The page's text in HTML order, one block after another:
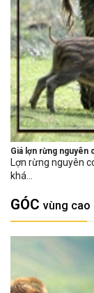
Giá lợn rừng nguyên
Lợn rừng nguyên
khá...
GÓC vùng cao